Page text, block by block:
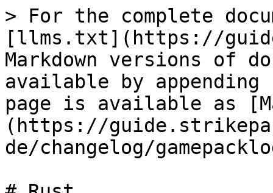
> For the complete
[llms.txt](https://
Markdown versions of
available by
page is available as
(https://
de/changelog/